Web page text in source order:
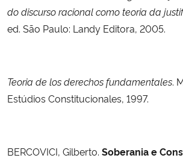
Secretaria-Geral
Gabinete de Segurança Institucional
Banco Central do Brasil
do discurso racional como teoria da
ed. São Paulo: Landy Editora, 2005.
Teoria de los derechos fundamentales.
Estúdios Constitucionales, 1997.
BERCOVICI, Gilberto. Soberania e